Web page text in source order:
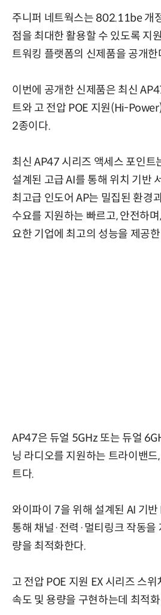
주니퍼 네트웍스는 802.11be 개
점을 최대한 활용할 수 있도록 지
트워킹 플랫폼의 신제품을 공개
이번에 공개한 신제품은 최신
트와 고 전압 POE 지원(Hi-
2종이다.
최신 AP47 시리즈 액세스 포인트
설계된 고급 AI를 통해 위치 기반
최고급 인도어 AP는 밀집된 환경
수요를 지원하는 빠르고, 안전하
요한 기업에 최고의 성능을 제공
AP47은 듀얼 5GHz 또는 듀얼
닝 라디오를 지원하는 트라이밴
트다.
와이파이 7을 위해 설계된 AI 기
통해 채널·전력·멀티링크 작동을
량을 최적화한다.
고 전압 POE 지원 EX 시리즈 스
속도 및 용량을 구현하는데 최적